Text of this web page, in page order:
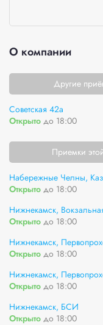
О компании
Другие
Советская 42а
Открыто до 18:00
Приемки
Набережные Челны,
Открыто до 18:00
Нижнекамск,
Открыто до 18:00
Нижнекамск,
Открыто до 18:00
Нижнекамск,
Открыто до 18:00
Нижнекамск, БСИ
Открыто до 18:00